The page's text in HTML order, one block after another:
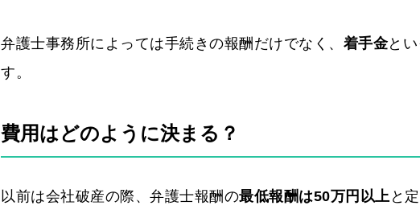
弁護士事務所によっては手続きの報酬だけでなく、 着手金と
す。
費用はどのように決まる？
以前は会社破産の際、弁護士報酬の最低報酬は50万円以上 と